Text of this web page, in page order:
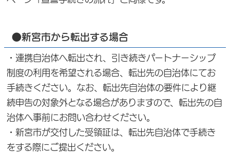
●新宮市から転出する場合
・連携自治体へ転出され、引き続きパートナーシップ
制度の利用を希望される場合、転出先の自治体にてお
手続きください。なお、転出先自治体の要件により継
続申告の対象外となる場合がありますので、転出先の自
治体へ事前にお問い合わせください。
・新宮市が交付した受領証は、転出先自治体で手続き
をする際にご提出ください。